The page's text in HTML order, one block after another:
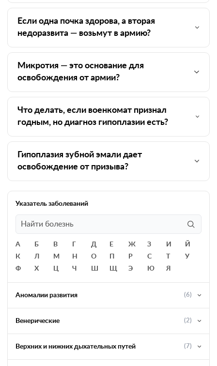
Если одна почка здорова, а вторая
недоразвита — возьмут в армию?
Микротия — это основание для
освобождения от армии?
Что делать, если военкомат признал
годным, но диагноз гипоплазии есть?
Гипоплазия зубной эмали дает
освобождение от призыва?
Указатель заболеваний
А Б В Д Е Ж З И
Й
К
Л М Н О Р С
У
Ф
Х Ц Ч Ш Щ Э Ю Я
Аномалии развития (6)
Венерические (2)
Верхних и нижних дыхательных путей (7)